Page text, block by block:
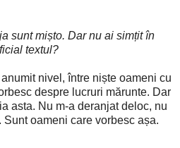
sunt mișto. Dar nu ai simțit în
textul?
nivel, între niște oameni cu
despre lucruri mărunte. Dar
asta. Nu m-a deranjat deloc, nu
oameni care vorbesc așa.